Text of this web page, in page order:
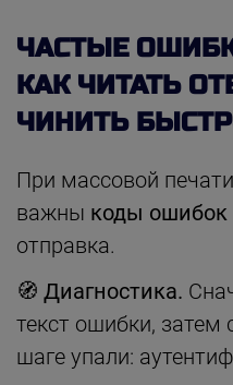
ЧАСТЫЕ
КАК ЧИТАТЬ
ЧИНИТЬ
При массовой
важны коды ошибок
отправка.
🧭 Диагностика.
текст ошибки,
шаге упали: